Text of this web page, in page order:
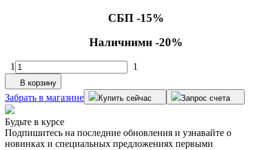
СБП -15%
Наличними -20%
1 1
В корзину
Забрать в магазине Купить сейчас Запрос счета
Будьте в курсе
Подпишитесь на последние обновления и узнавайте о
новинках и специальных предложениях первыми